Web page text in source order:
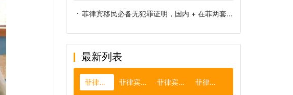
菲律宾移民必备无犯罪证明，国内 + 在菲两套办理标准全解析
最新列表
菲律宾商务签 菲律宾巧克力山 菲律宾电子签证 菲律宾13a签证